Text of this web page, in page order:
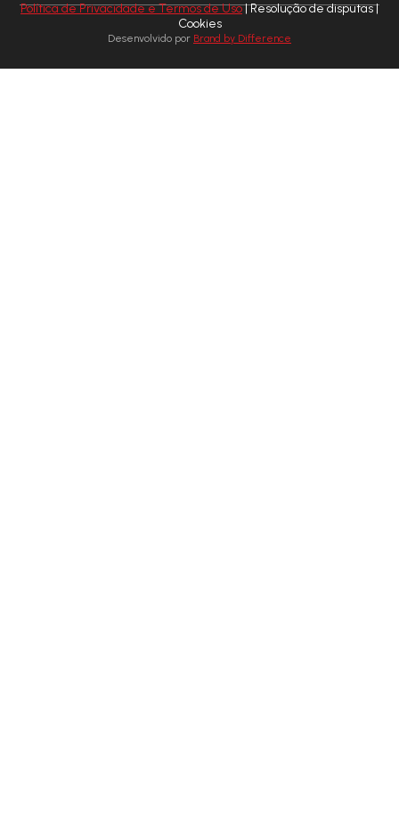
Política de Privacidade e Termos de Uso| Resolução de disputas |
Cookies
Desenvolvido por Brand by Difference